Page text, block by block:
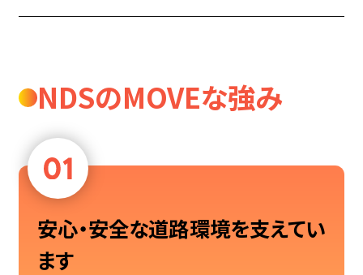
NDSのMOVEな強み
安心・安全な道路環境を支えてい
ます